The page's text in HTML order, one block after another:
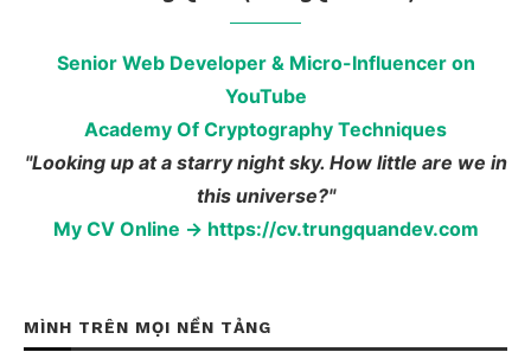
Senior Web Developer & Micro-Influencer on
YouTube
Academy Of Cryptography Techniques
"Looking up at a starry night sky. How little are we in
this universe?"
My CV Online → https://cv.trungquandev.com
MÌNH TRÊN MỌI NỀN TẢNG